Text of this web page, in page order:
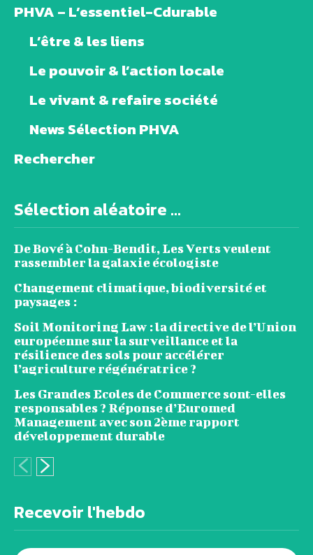
PHVA – L’essentiel-Cdurable
L’être & les liens
Le pouvoir & l’action locale
Le vivant & refaire société
News Sélection PHVA
Rechercher
Sélection aléatoire ...
De Bové à Cohn-Bendit, Les Verts veulent
rassembler la galaxie écologiste
Changement climatique, biodiversité et
paysages :
Soil Monitoring Law : la directive de l’Union
européenne sur la surveillance et la
résilience des sols pour accélérer
l’agriculture régénératrice ?
Les Grandes Ecoles de Commerce sont-elles
responsables ? Réponse d’Euromed
Management avec son 2ème rapport
développement durable
Recevoir l'hebdo